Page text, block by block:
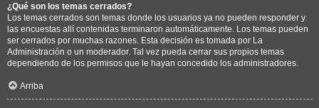
¿Qué son los temas cerrados?
Los temas cerrados son temas donde los usuarios ya no pueden responder y
las encuestas allí contenidas terminaron automáticamente. Los temas pueden
ser cerrados por muchas razones. Esta decisión es tomada por La
Administración o un moderador. Tal vez pueda cerrar sus propios temas
dependiendo de los permisos que le hayan concedido los administradores.
Arriba